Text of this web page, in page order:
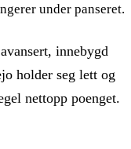
under panseret.
innebygd
holder seg lett og
nettopp poenget.